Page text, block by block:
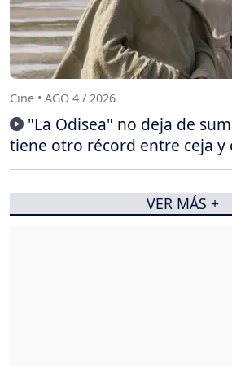
Cine • AGO 4 / 2026
"La Odisea" no deja de
tiene otro récord entre ceja y
VER MÁS +